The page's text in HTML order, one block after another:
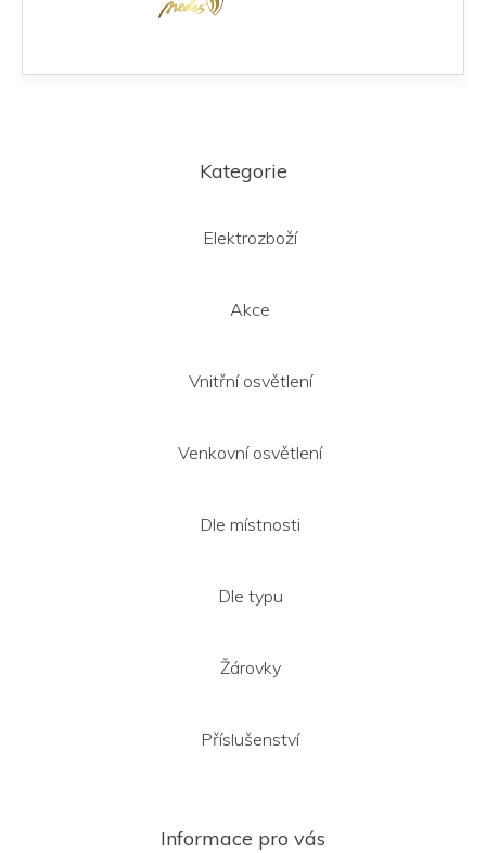
Kategorie
Elektrozboží
Akce
Vnitřní osvětlení
Venkovní osvětlení
Dle místnosti
Dle typu
Žárovky
Příslušenství
Informace pro vás